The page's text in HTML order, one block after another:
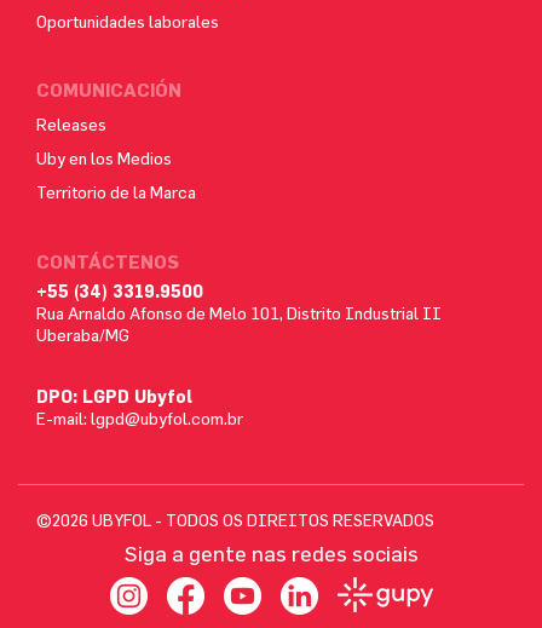
Oportunidades laborales
COMUNICACIÓN
Releases
Uby en los Medios
Territorio de la Marca
CONTÁCTENOS
+55 (34) 3319.9500
Rua Arnaldo Afonso de Melo 101, Distrito Industrial II
Uberaba/MG
DPO: LGPD Ubyfol
E-mail: lgpd@ubyfol.com.br
©2026 UBYFOL - TODOS OS DIREITOS RESERVADOS
Siga a gente nas redes sociais